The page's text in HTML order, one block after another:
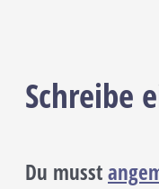
Schreibe
Du musst